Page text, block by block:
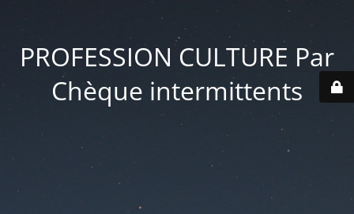
PROFESSION CULTURE Par
Chèque intermittents